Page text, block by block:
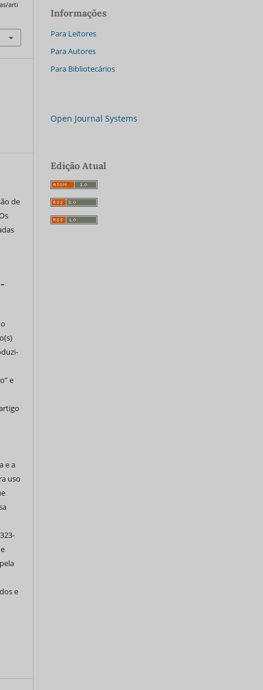
arti
de
e
e a
uso
e
Informações
Para Leitores
Para Autores
Para Bibliotecários
Open Journal Systems
Edição Atual